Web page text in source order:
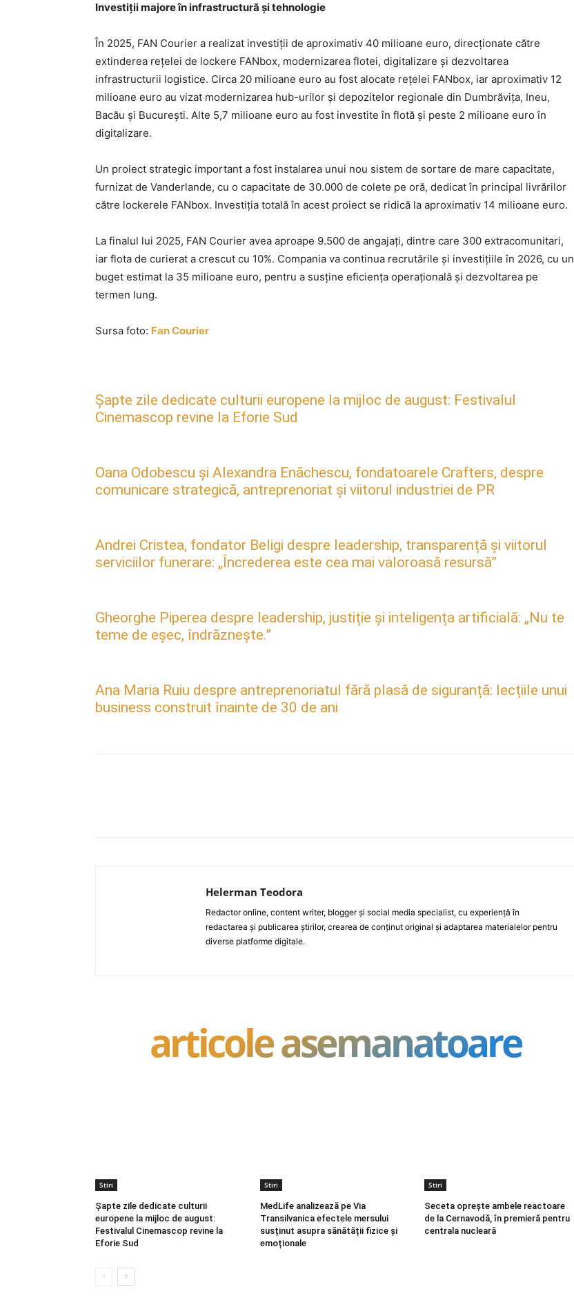
Investiții majore în infrastructură și tehnologie
În 2025, FAN Courier a realizat investiții de aproximativ 40 milioane euro, direcționate către
extinderea rețelei de lockere FANbox, modernizarea flotei, digitalizare și dezvoltarea
infrastructurii logistice. Circa 20 milioane euro au fost alocate rețelei FANbox, iar aproximativ 12
milioane euro au vizat modernizarea hub-urilor și depozitelor regionale din Dumbrăvița, Ineu,
Bacău și București. Alte 5,7 milioane euro au fost investite în flotă și peste 2 milioane euro în
digitalizare.
Un proiect strategic important a fost instalarea unui nou sistem de sortare de mare capacitate,
furnizat de Vanderlande, cu o capacitate de 30.000 de colete pe oră, dedicat în principal livrărilor
către lockerele FANbox. Investiția totală în acest proiect se ridică la aproximativ 14 milioane euro.
La finalul lui 2025, FAN Courier avea aproape 9.500 de angajați, dintre care 300 extracomunitari,
iar flota de curierat a crescut cu 10%. Compania va continua recrutările și investițiile în 2026, cu un
buget estimat la 35 milioane euro, pentru a susține eficiența operațională și dezvoltarea pe
termen lung.
Sursa foto: Fan Courier
Șapte zile dedicate culturii europene la mijloc de august: Festivalul
Cinemascop revine la Eforie Sud
Oana Odobescu și Alexandra Enăchescu, fondatoarele Crafters, despre
comunicare strategică, antreprenoriat și viitorul industriei de PR
Andrei Cristea, fondator Beligi despre leadership, transparență și viitorul
serviciilor funerare: „Încrederea este cea mai valoroasă resursă”
Gheorghe Piperea despre leadership, justiție și inteligența artificială: „Nu te
teme de eșec, îndrăznește.”
Ana Maria Ruiu despre antreprenoriatul fără plasă de siguranță: lecțiile unui
business construit înainte de 30 de ani
Helerman Teodora
Redactor online, content writer, blogger și social media specialist, cu experiență în
redactarea și publicarea știrilor, crearea de conținut original și adaptarea materialelor pentru
diverse platforme digitale.
articole asemanatoare
Stiri
Șapte zile dedicate culturii
europene la mijloc de august:
Festivalul Cinemascop revine la
Eforie Sud
Stiri
MedLife analizează pe Via
Transilvanica efectele mersului
susținut asupra sănătății fizice și
emoționale
Stiri
Seceta oprește ambele reactoare
de la Cernavodă, în premieră pentru
centrala nucleară